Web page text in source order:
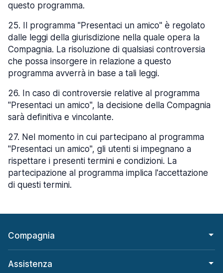
questo programma.
25.
Il programma "Presentaci un amico" è regolato
dalle leggi della giurisdizione nella quale opera la
Compagnia. La risoluzione di qualsiasi controversia
che possa insorgere in relazione a questo
programma avverrà in base a tali leggi.
26. In caso di controversie relative al programma
"Presentaci un amico", la decisione della Compagnia
sarà definitiva e vincolante.
27. Nel momento in cui partecipano al programma
"Presentaci un amico", gli utenti si impegnano a
rispettare i presenti termini e condizioni. La
partecipazione al programma implica l'accettazione
di questi termini.
Compagnia
Assistenza